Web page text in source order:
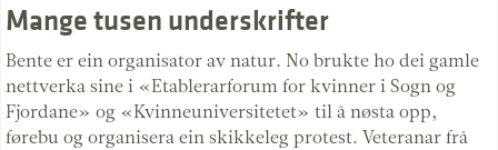
Mange tusen underskrifter
Bente er ein organisator av natur. No brukte ho dei gamle
nettverka sine i «Etablerarforum for kvinner i Sogn og
Fjordane» og «Kvinneuniversitetet» til å nøsta opp,
førebu og organisera ein skikkeleg protest. Veteranar frå